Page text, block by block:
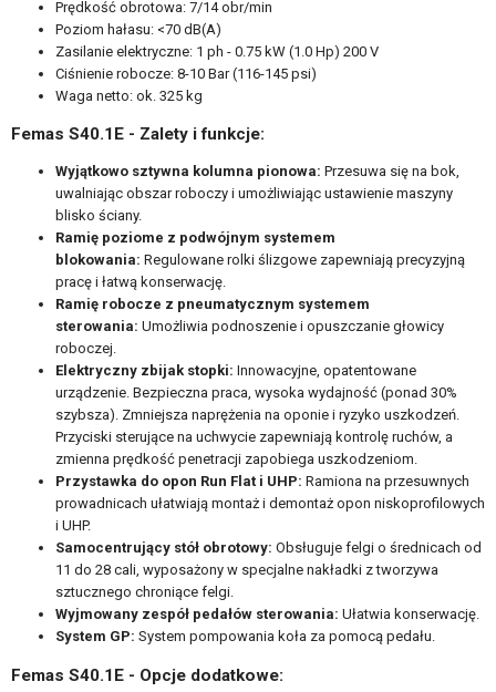
Prędkość obrotowa: 7/14 obr/min
Poziom hałasu: <70 dB(A)
Zasilanie elektryczne: 1 ph - 0.75 kW (1.0 Hp) 200 V
Ciśnienie robocze: 8-10 Bar (116-145 psi)
Waga netto: ok. 325 kg
Femas S40.1E - Zalety i funkcje:
Wyjątkowo sztywna kolumna pionowa: Przesuwa się na bok,
uwalniając obszar roboczy i umożliwiając ustawienie maszyny
blisko ściany.
Ramię poziome z podwójnym systemem
blokowania: Regulowane rolki ślizgowe zapewniają precyzyjną
pracę i łatwą konserwację.
Ramię robocze z pneumatycznym systemem
sterowania: Umożliwia podnoszenie i opuszczanie głowicy
roboczej.
Elektryczny zbijak stopki: Innowacyjne, opatentowane
urządzenie. Bezpieczna praca, wysoka wydajność (ponad 30%
szybsza). Zmniejsza naprężenia na oponie i ryzyko uszkodzeń.
Przyciski sterujące na uchwycie zapewniają kontrolę ruchów, a
zmienna prędkość penetracji zapobiega uszkodzeniom.
Przystawka do opon Run Flat i UHP: Ramiona na przesuwnych
prowadnicach ułatwiają montaż i demontaż opon niskoprofilowych
i UHP.
Samocentrujący stół obrotowy: Obsługuje felgi o średnicach od
11 do 28 cali, wyposażony w specjalne nakładki z tworzywa
sztucznego chroniące felgi.
Wyjmowany zespół pedałów sterowania: Ułatwia konserwację.
System GP: System pompowania koła za pomocą pedału.
Femas S40.1E - Opcje dodatkowe: